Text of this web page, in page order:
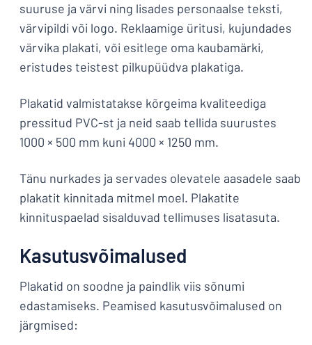
suuruse ja värvi ning lisades personaalse teksti,
värvipildi või logo. Reklaamige üritusi, kujundades
värvika plakati, või esitlege oma kaubamärki,
eristudes teistest pilkupüüdva plakatiga.
Plakatid valmistatakse kõrgeima kvaliteediga
pressitud PVC-st ja neid saab tellida suurustes
1000 × 500 mm kuni 4000 × 1250 mm.
Tänu nurkades ja servades olevatele aasadele saab
plakatit kinnitada mitmel moel. Plakatite
kinnituspaelad sisalduvad tellimuses lisatasuta.
Kasutusvõimalused
Plakatid on soodne ja paindlik viis sõnumi
edastamiseks. Peamised kasutusvõimalused on
järgmised: